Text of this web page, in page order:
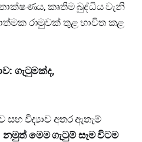
කෘතිම බුද්ධිය වැනි
රාමුවක් තුළ භාවිත කළ
ගැටුමක්ද,
විද්‍යාව අතර ඇතැම්
නමුත් මෙම ගැටුම් සෑම විටම